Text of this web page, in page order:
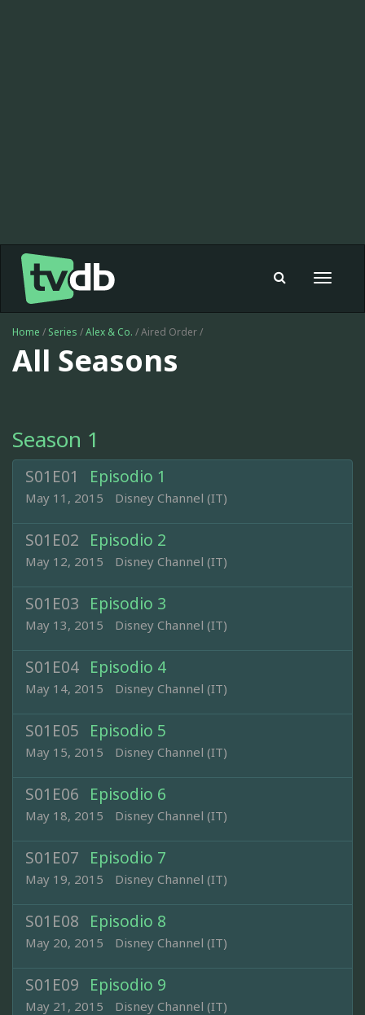
Toggle
Home / Series /Alex & Co. / Aired Order /
All Seasons
Season 1
S01E01 Episodio 1
May 11, 2015 Disney Channel (IT)
S01E02 Episodio 2
May 12, 2015 Disney Channel (IT)
S01E03 Episodio 3
May 13, 2015 Disney Channel (IT)
S01E04 Episodio 4
May 14, 2015 Disney Channel (IT)
S01E05 Episodio 5
May 15, 2015 Disney Channel (IT)
S01E06 Episodio 6
May 18, 2015 Disney Channel (IT)
S01E07 Episodio 7
May 19, 2015 Disney Channel (IT)
S01E08 Episodio 8
May 20, 2015 Disney Channel (IT)
S01E09 Episodio 9
May 21, 2015 Disney Channel (IT)